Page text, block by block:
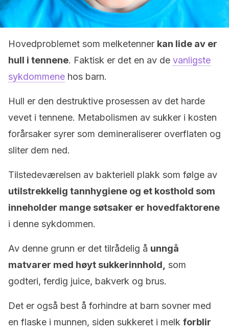
Hovedproblemet som melketenner kan lide av er
hull i tennene. Faktisk er det en av de vanligste
sykdommene hos barn.
Hull er den destruktive prosessen av det harde
vevet i tennene. Metabolismen av sukker i kosten
forårsaker syrer som demineraliserer overflaten og
sliter dem ned.
Tilstedeværelsen av bakteriell plakk som følge av
utilstrekkelig tannhygiene og et kosthold som
inneholder mange søtsaker er hovedfaktorene
i denne sykdommen.
Av denne grunn er det tilrådelig å unngå
matvarer med høyt sukkerinnhold, som
godteri, ferdig juice, bakverk og brus.
Det er også best å forhindre at barn sovner med
en flaske i munnen, siden sukkeret i melk forblir